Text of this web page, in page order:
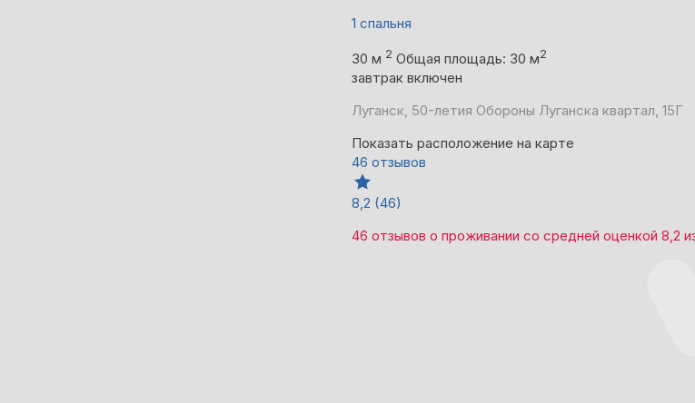
1 спальня
30 м 2 Общая площадь: 30 м2
завтрак включен
Луганск, 50-летия Обороны Луганска квартал, 15Г
Показать расположение на карте
46 отзывов
8,2 (46)
46 отзывов о проживании со средней оценкой 8,2